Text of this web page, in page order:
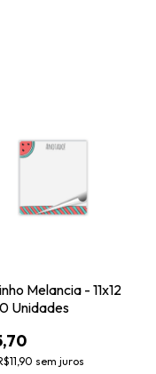
Melancia - 11x12
Unidades
sem juros